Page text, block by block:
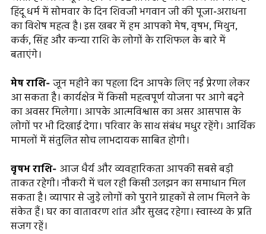
हिंदू धर्म में सोमवार के दिन शिवजी भगवान जी की पूजा-अराधना
का विशेष महत्व है। इस खबर में हम आपको मेष, वृषभ, मिथुन,
कर्क, सिंह और कन्या राशि के लोगों के राशिफल के बारे में
बताएंगे।
मेष राशि- जून महीने का पहला दिन आपके लिए नई प्रेरणा लेकर
आ सकता है। कार्यक्षेत्र में किसी महत्वपूर्ण योजना पर आगे बढ़ने
का अवसर मिलेगा। आपके आत्मविश्वास का असर आसपास के
लोगों पर भी दिखाई देगा। परिवार के साथ संबंध मधुर रहेंगे। आर्थिक
मामलों में संतुलित सोच लाभदायक साबित होगी।
वृषभ राशि- आज धैर्य और व्यवहारिकता आपकी सबसे बड़ी
ताकत रहेगी। नौकरी में चल रही किसी उलझन का समाधान मिल
सकता है। व्यापार से जुड़े लोगों को पुराने ग्राहकों से लाभ मिलने के
संकेत हैं। घर का वातावरण शांत और सुखद रहेगा। स्वास्थ्य के प्रति
सजग रहें।